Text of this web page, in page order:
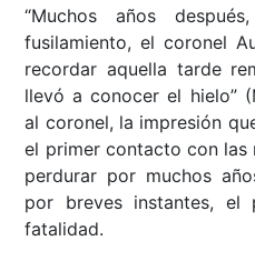
“Muchos años
fusilamiento, el coronel
recordar aquella tarde
llevó a conocer el hielo”
al coronel, la impresión
el primer contacto con las
perdurar por muchos
por breves instantes, el
fatalidad.